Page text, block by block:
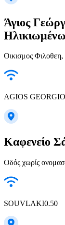
Άγιος
Οικισμος
AGIOS
Καφενείο
Οδός χωρίς
SOUVLAKI0.50